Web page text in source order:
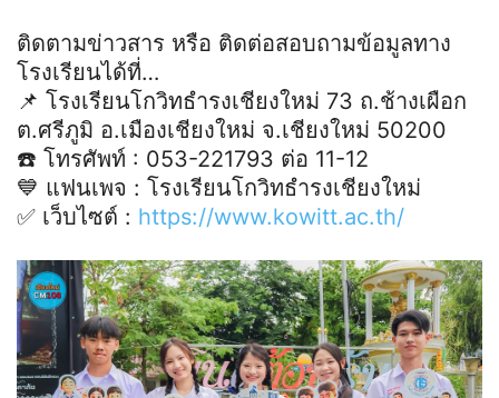
ติดตามข่าวสาร หรือ ติดต่อสอบถามข้อมูลทาง
โรงเรียนได้ที่…
📌 โรงเรียนโกวิทธำรงเชียงใหม่ 73 ถ.ช้างเผือก
ต.ศรีภูมิ อ.เมืองเชียงใหม่ จ.เชียงใหม่ 50200
☎️ โทรศัพท์ : 053-221793 ต่อ 11-12
💙 แฟนเพจ : โรงเรียนโกวิทธำรงเชียงใหม่
✅ เว็บไซต์ : https://www.kowitt.ac.th/